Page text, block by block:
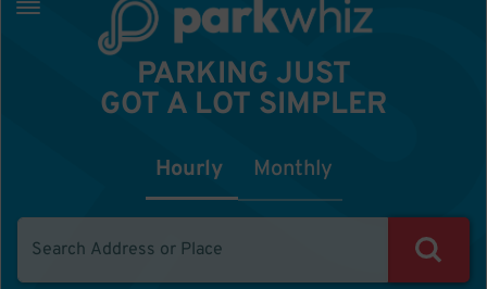
PARKING JUST
GOT A LOT SIMPLER
Hourly Monthly